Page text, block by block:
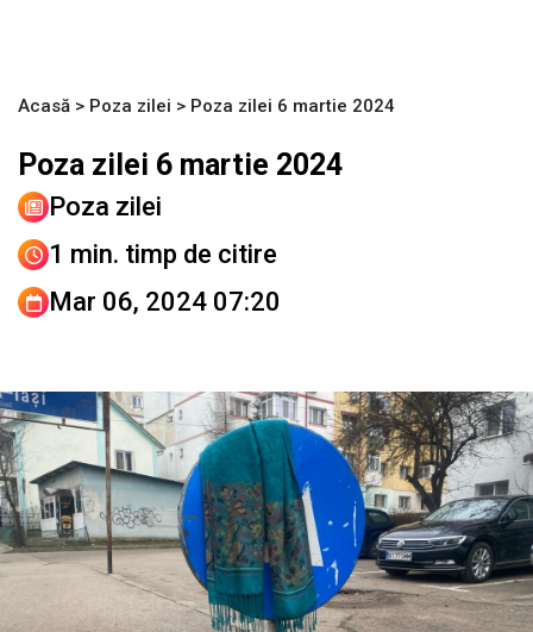
Acasă > Poza zilei > Poza zilei 6 martie 2024
Poza zilei 6 martie 2024
Poza zilei
1 min. timp de citire
Mar 06, 2024 07:20